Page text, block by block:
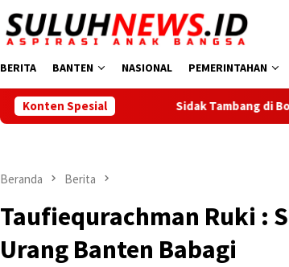
BERITA BANTEN NASIONAL PEMERINTAHAN
Konten Spesial
Sidak Tambang di Bojonegara dan Pulo
Beranda Berita
Taufiequrachman Ruki :
Urang Banten Babagi